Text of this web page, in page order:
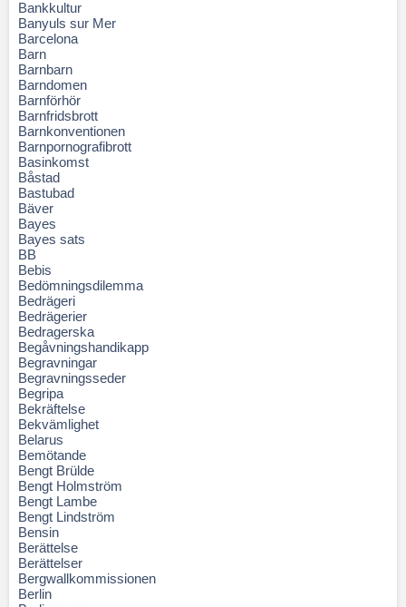
Bankkultur
Banyuls sur Mer
Barcelona
Barn
Barnbarn
Barndomen
Barnförhör
Barnfridsbrott
Barnkonventionen
Barnpornografibrott
Basinkomst
Båstad
Bastubad
Bäver
Bayes
Bayes sats
BB
Bebis
Bedömningsdilemma
Bedrägeri
Bedrägerier
Bedragerska
Begåvningshandikapp
Begravningar
Begravningsseder
Begripa
Bekräftelse
Bekvämlighet
Belarus
Bemötande
Bengt Brülde
Bengt Holmström
Bengt Lambe
Bengt Lindström
Bensin
Berättelse
Berättelser
Bergwallkommissionen
Berlin